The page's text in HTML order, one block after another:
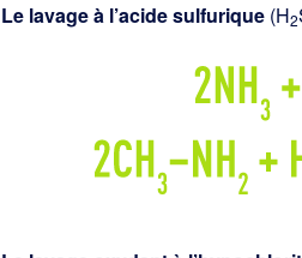
Le lavage à l’acide sulfurique (H2